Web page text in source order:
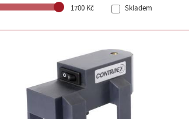
1700 Kč Skladem